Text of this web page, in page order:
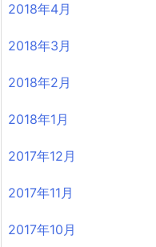
2018年4月
2018年3月
2018年2月
2018年1月
2017年12月
2017年11月
2017年10月